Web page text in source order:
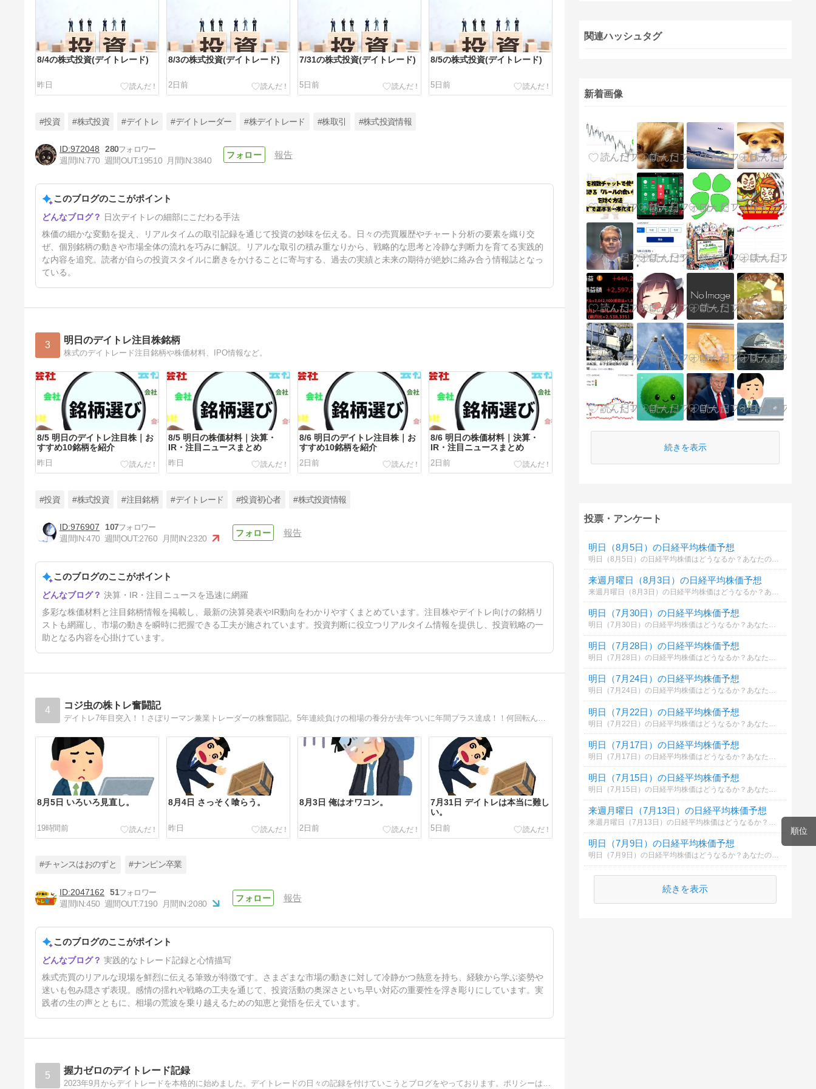
順位
8/4の株式投資(デイトレード)
昨日
8/3の株式投資(デイトレード)
2日前
7/31の株式投資(デイトレード)
5日前
8/5の株式投資(デイトレード)
5日前
6日前
#投資 #株式投資 #デイトレ #デイトレーダー #株デイトレード #株取引 #株式投資情報
972048
280
週間IN:770 週間OUT:19510 月間IN:3840
報告
このブログのここがポイント
日次デイトレの細部にこだわる手法
株価の細かな変動を捉え、リアルタイムの取引記録を通じて投資の妙味を伝える。日々の売買履歴やチャート分析の要素を織り交
ぜ、個別銘柄の動きや市場全体の流れを巧みに解説。リアルな取引の積み重なりから、戦略的な思考と冷静な判断力を育てる実践的
な内容を追究。読者が自らの投資スタイルに磨きをかけることに寄与する、過去の実績と未来の期待が絶妙に絡み合う情報誌となっ
ている。
3 明日のデイトレ注目株銘柄
株式のデイトレード注目銘柄や株価材料、IPO情報など。
8/5 明日のデイトレ注目株｜お
すすめ10銘柄を紹介
昨日
8/5 明日の株価材料｜決算・
IR・注目ニュースまとめ
昨日
8/6 明日のデイトレ注目株｜お
すすめ10銘柄を紹介
2日前
8/6 明日の株価材料｜決算・
IR・注目ニュースまとめ
2日前
すすめ10銘柄を紹介
2日前
#投資 #株式投資 #注目銘柄 #デイトレード #投資初心者 #株式投資情報
976907
107
週間IN:470 週間OUT:2760 月間IN:2320
報告
このブログのここがポイント
決算・IR・注目ニュースを迅速に網羅
多彩な株価材料と注目銘柄情報を掲載し、最新の決算発表やIR動向をわかりやすくまとめています。注目株やデイトレ向けの銘柄リ
ストも網羅し、市場の動きを瞬時に把握できる工夫が施されています。投資判断に役立つリアルタイム情報を提供し、投資戦略の一
助となる内容を心掛けています。
4 コジ虫の株トレ奮闘記
8月5日 いろいろ見直し。
19時間前
8月4日 さっそく喰らう。
昨日
8月3日 俺はオワコン。
2日前
7月31日 デイトレは本当に難し
い。
5日前
6日前
#チャンスはおのずと #ナンピン卒業
2047162
51
週間IN:450 週間OUT:7190 月間IN:2080
報告
このブログのここがポイント
実践的なトレード記録と心情描写
株式売買のリアルな現場を鮮烈に伝える筆致が特徴です。さまざまな市場の動きに対して冷静かつ熱意を持ち、経験から学ぶ姿勢や
迷いも包み隠さず表現。感情の揺れや戦略の工夫を通じて、投資活動の奥深さといち早い対応の重要性を浮き彫りにしています。実
践者の生の声とともに、相場の荒波を乗り越えるための知恵と覚悟を伝えています。
5 握力ゼロのデイトレード記録
関連ハッシュタグ
新着画像
続きを表示
投票・アンケート
明日（8月5日）の日経平均株価予想
来週月曜日（8月3日）の日経平均株価予想
来週月曜日（8月3日）の日経平均株価はどうなるか？あなたの御意見を聞かせて下さい。勿論希望や勘でもかまいません。見るだけもＯＫ！
明日（7月30日）の日経平均株価予想
明日（7月30日）の日経平均株価はどうなるか？あなたの御意見を聞かせて下さい。勿論希望や勘でもかまいません。見るだけもＯＫ！
明日（7月28日）の日経平均株価予想
明日（7月28日）の日経平均株価はどうなるか？あなたの御意見を聞かせて下さい。勿論希望や勘でもかまいません。見るだけもＯＫ！
明日（7月24日）の日経平均株価予想
明日（7月24日）の日経平均株価はどうなるか？あなたの御意見を聞かせて下さい。勿論希望や勘でもかまいません。見るだけもＯＫ！
明日（7月22日）の日経平均株価予想
明日（7月17日）の日経平均株価予想
明日（7月15日）の日経平均株価予想
明日（7月15日）の日経平均株価はどうなるか？あなたの御意見を聞かせて下さい。勿論希望や勘でもかまいません。見るだけもＯＫ！
来週月曜日（7月13日）の日経平均株価予想
来週月曜日（7月13日）の日経平均株価はどうなるか？あなたの御意見を聞かせて下さい。勿論希望や勘でもかまいません。見るだけもＯＫ！
明日（7月9日）の日経平均株価予想
明日（7月9日）の日経平均株価はどうなるか？あなたの御意見を聞かせて下さい。勿論希望や勘でもかまいません。見るだけもＯＫ！
続きを表示